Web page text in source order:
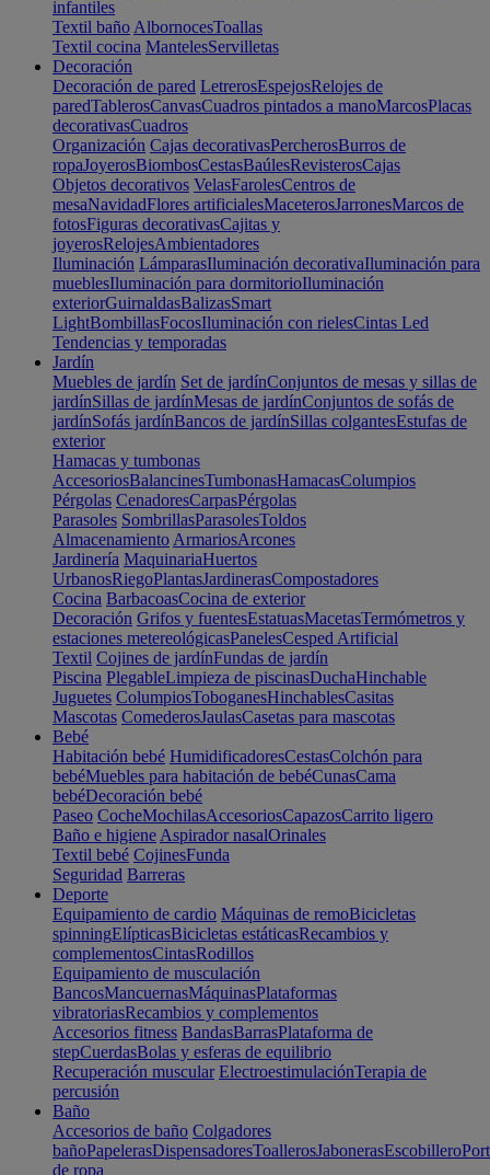
infantiles
Textil baño AlbornocesToallas
Textil cocina MantelesServilletas
Decoración
Decoración de pared LetrerosEspejosRelojes de
paredTablerosCanvasCuadros pintados a manoMarcosPlacas
decorativasCuadros
Organización Cajas decorativasPercherosBurros de
ropaJoyerosBiombosCestasBaúlesRevisterosCajas
Objetos decorativos VelasFarolesCentros de
mesaNavidadFlores artificialesMaceterosJarronesMarcos de
fotosFiguras decorativasCajitas y
joyerosRelojesAmbientadores
Iluminación LámparasIluminación decorativaIluminación para
mueblesIluminación para dormitorioIluminación
exteriorGuirnaldasBalizasSmart
LightBombillasFocosIluminación con rielesCintas Led
Tendencias y temporadas
Jardín
Muebles de jardín Set de jardínConjuntos de mesas y sillas de
jardínSillas de jardínMesas de jardínConjuntos de sofás de
jardínSofás jardínBancos de jardínSillas colgantesEstufas de
exterior
Hamacas y tumbonas
AccesoriosBalancinesTumbonasHamacasColumpios
Pérgolas CenadoresCarpasPérgolas
Parasoles SombrillasParasolesToldos
Almacenamiento ArmariosArcones
Jardinería MaquinariaHuertos
UrbanosRiegoPlantasJardinerasCompostadores
Cocina BarbacoasCocina de exterior
Decoración Grifos y fuentesEstatuasMacetasTermómetros y
estaciones metereológicasPanelesCesped Artificial
Textil Cojines de jardínFundas de jardín
Piscina PlegableLimpieza de piscinasDuchaHinchable
Juguetes ColumpiosToboganesHinchablesCasitas
Mascotas ComederosJaulasCasetas para mascotas
Bebé
Habitación bebé HumidificadoresCestasColchón para
bebéMuebles para habitación de bebéCunasCama
bebéDecoración bebé
Paseo CocheMochilasAccesoriosCapazosCarrito ligero
Baño e higiene Aspirador nasalOrinales
Textil bebé CojinesFunda
Seguridad Barreras
Deporte
Equipamiento de cardio Máquinas de remoBicicletas
spinningElípticasBicicletas estáticasRecambios y
complementosCintasRodillos
Equipamiento de musculación
BancosMancuernasMáquinasPlataformas
vibratoriasRecambios y complementos
Accesorios fitness BandasBarrasPlataforma de
stepCuerdasBolas y esferas de equilibrio
Recuperación muscular ElectroestimulaciónTerapia de
percusión
Baño
Accesorios de baño Colgadores
bañoPapelerasDispensadoresToallerosJabonerasEscobillero
de ropa